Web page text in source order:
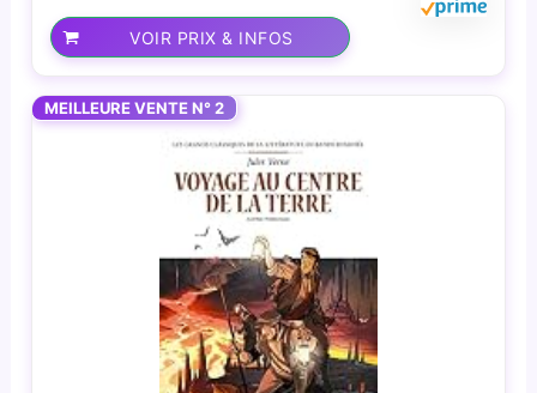
VOIR PRIX & INFOS
MEILLEURE VENTE N° 2